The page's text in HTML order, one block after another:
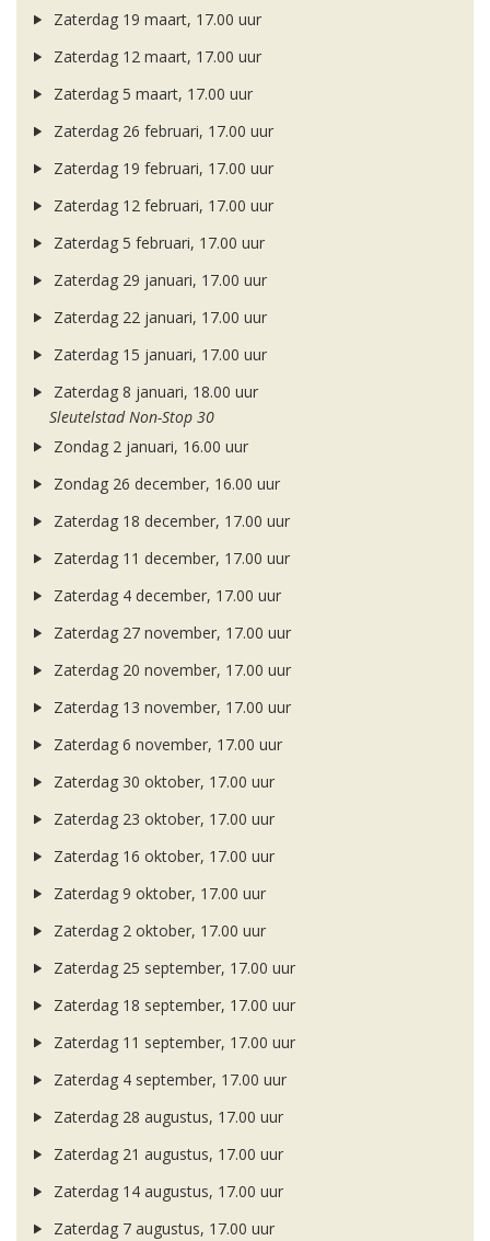
Zaterdag 19 maart, 17.00 uur
Zaterdag 12 maart, 17.00 uur
Zaterdag 5 maart, 17.00 uur
Zaterdag 26 februari, 17.00 uur
Zaterdag 19 februari, 17.00 uur
Zaterdag 12 februari, 17.00 uur
Zaterdag 5 februari, 17.00 uur
Zaterdag 29 januari, 17.00 uur
Zaterdag 22 januari, 17.00 uur
Zaterdag 15 januari, 17.00 uur
Zaterdag 8 januari, 18.00 uur
Sleutelstad Non-Stop 30
Zondag 2 januari, 16.00 uur
Zondag 26 december, 16.00 uur
Zaterdag 18 december, 17.00 uur
Zaterdag 11 december, 17.00 uur
Zaterdag 4 december, 17.00 uur
Zaterdag 27 november, 17.00 uur
Zaterdag 20 november, 17.00 uur
Zaterdag 13 november, 17.00 uur
Zaterdag 6 november, 17.00 uur
Zaterdag 30 oktober, 17.00 uur
Zaterdag 23 oktober, 17.00 uur
Zaterdag 16 oktober, 17.00 uur
Zaterdag 9 oktober, 17.00 uur
Zaterdag 2 oktober, 17.00 uur
Zaterdag 25 september, 17.00 uur
Zaterdag 18 september, 17.00 uur
Zaterdag 11 september, 17.00 uur
Zaterdag 4 september, 17.00 uur
Zaterdag 28 augustus, 17.00 uur
Zaterdag 21 augustus, 17.00 uur
Zaterdag 14 augustus, 17.00 uur
Zaterdag 7 augustus, 17.00 uur